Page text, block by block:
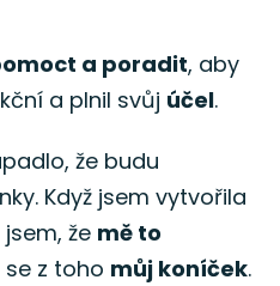
a poradit, aby
a plnil svůj účel.
že budu
Když jsem vytvořila
že mě to
z toho můj koníček.